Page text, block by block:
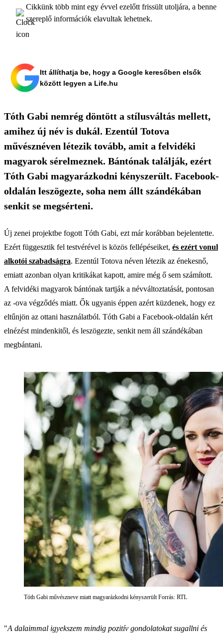
Cikkünk több mint egy évvel ezelőtt frissült utoljára, a benne
szereplő információk elavultak lehetnek.
Itt állíthatja be, hogy a Google keresőben elsők
között legyen a Life.hu
Tóth Gabi nemrég döntött a stílusváltás mellett,
amihez új név is dukál. Ezentúl Totova
művésznéven létezik tovább, amit a felvidéki
magyarok sérelmeznek. Bántónak találják, ezért
Tóth Gabi magyarázkodni kényszerült. Facebook-
oldalán leszögezte, soha nem állt szándékában
senkit se megsérteni.
Új zenei projektbe fogott Tóth Gabi, ezt már korábban bejelentette.
Ezért függesztik fel testvérével is közös fellépéseiket, és ezért vonul
alkotói szabadságra. Ezentúl Totova néven létezik az énekesnő,
emiatt azonban olyan kritikákat kapott, amire még ő sem számított.
A felvidéki magyarok bántónak tartják a névváltoztatását, pontosan
az -ova végződés miatt. Ők ugyanis éppen azért küzdenek, hogy ez
eltűnjön az ottani használatból. Tóth Gabi a Facebook-oldalán kért
elnézést mindenkitől, és leszögezte, senkit nem áll szándékában
megbántani.
Tóth Gabi művészneve miatt magyarázkodni kényszerült Forrás: RTL
"A dalaimmal igyekszem mindig pozitív gondolatokat sugallni és